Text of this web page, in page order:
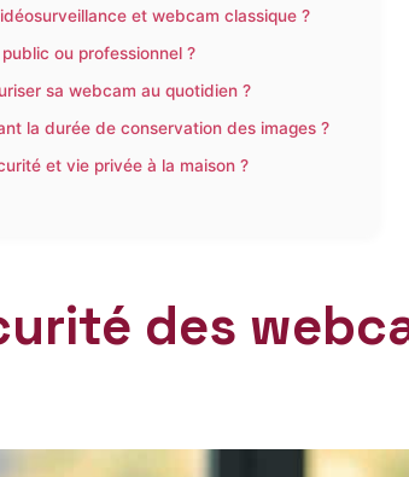
et webcam classique ?
ou professionnel ?
sa webcam au quotidien ?
la durée de conservation des images ?
et vie privée à la maison ?
des